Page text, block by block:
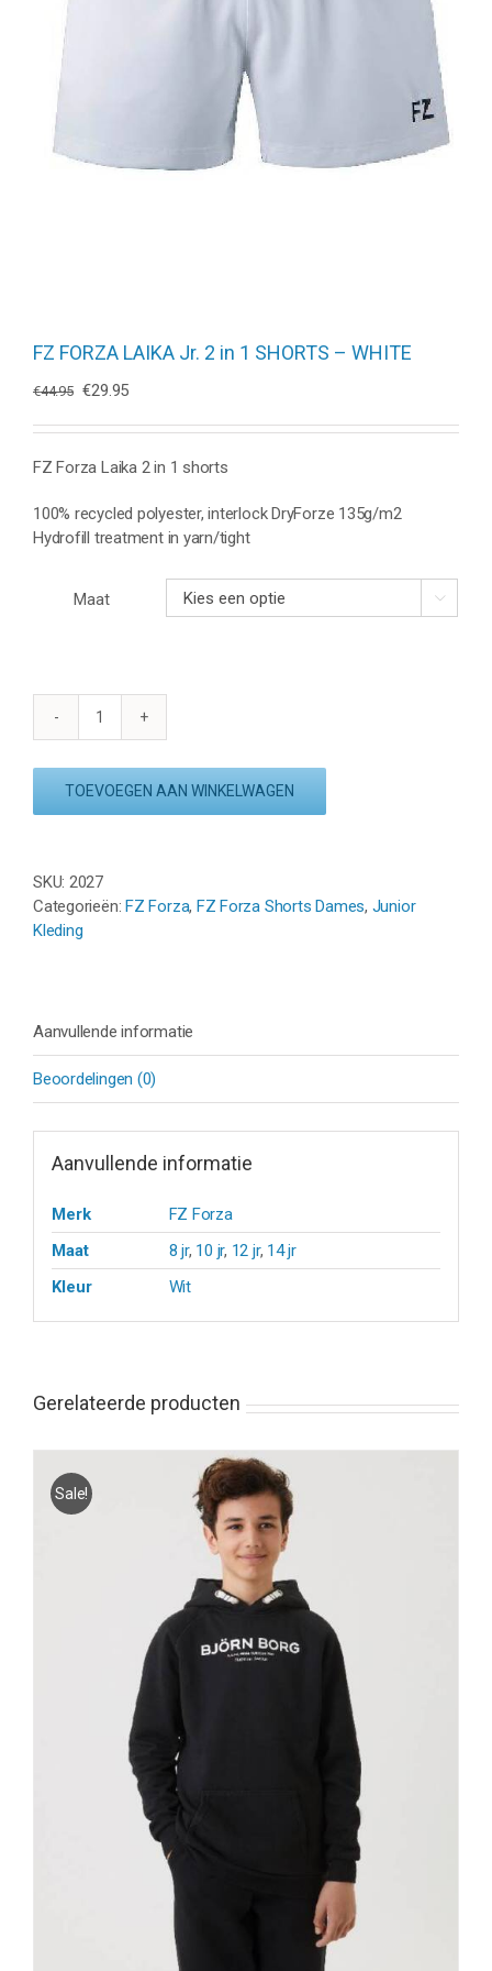
FZ FORZA LAIKA Jr. 2 in 1 SHORTS – WHITE
€44.95 Oorspronkelijke
was:
€44.95.
€29.95Huidige
is:
€29.95.
FZ Forza Laika 2 in 1 shorts
100% recycled polyester, interlock DryForze 135g/m2
Hydrofill treatment in yarn/tight
Maat 
FZ
Jr.
1
SHORTS
TOEVOEGEN AAN WINKELWAGEN
SKU: 2027
Categorieën: FZ Forza, FZ Forza Shorts Dames, Junior
Kleding
Aanvullende informatie
Beoordelingen (0)
Aanvullende informatie
Merk
FZ Forza
Maat
8 jr, 10 jr, 12 jr, 14 jr
Kleur
Wit
Gerelateerde producten
Sale!